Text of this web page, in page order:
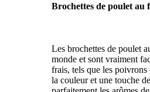
Brochettes de poulet au
Les brochettes de poulet
monde et sont vraiment
frais, tels que les
la couleur et une touche